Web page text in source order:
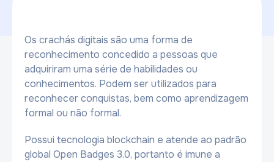
Os crachás digitais são uma forma de
reconhecimento concedido a pessoas que
adquiriram uma série de habilidades ou
conhecimentos. Podem ser utilizados para
reconhecer conquistas, bem como aprendizagem
formal ou não formal.
Possui tecnologia blockchain e atende ao padrão
global Open Badges 3.0, portanto é imune a